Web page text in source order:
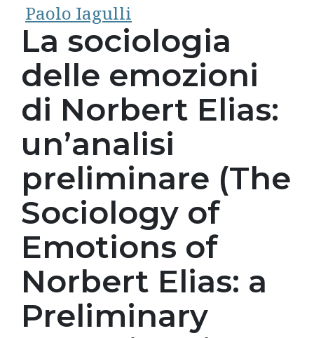
Paolo Iagulli
La sociologia
delle emozioni
di Norbert Elias:
un’analisi
preliminare (The
Sociology of
Emotions of
Norbert Elias: a
Preliminary